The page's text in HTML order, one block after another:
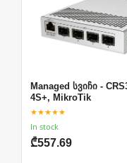
Managed სვიჩი -
4S+, MikroTik
★★★★★
In stock
₾557.69